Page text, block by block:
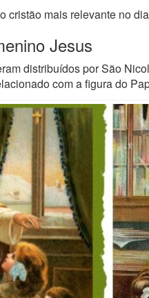
cristão mais relevante no
Jesus
distribuídos por São
com a figura do